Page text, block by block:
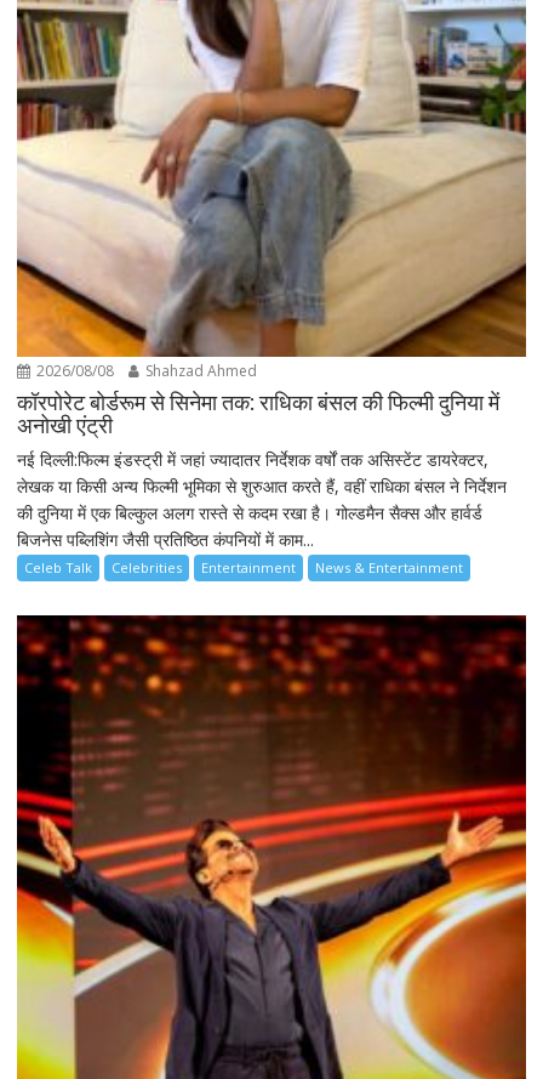
2026/08/08 Shahzad Ahmed
कॉरपोरेट बोर्डरूम से सिनेमा तक: राधिका बंसल की फिल्मी दुनिया में
अनोखी एंट्री
नई दिल्ली:फिल्म इंडस्ट्री में जहां ज्यादातर निर्देशक वर्षों तक असिस्टेंट डायरेक्टर,
लेखक या किसी अन्य फिल्मी भूमिका से शुरुआत करते हैं, वहीं राधिका बंसल ने निर्देशन
की दुनिया में एक बिल्कुल अलग रास्ते से कदम रखा है। गोल्डमैन सैक्स और हार्वर्ड
बिजनेस पब्लिशिंग जैसी प्रतिष्ठित कंपनियों में काम...
Celeb Talk Celebrities Entertainment News & Entertainment